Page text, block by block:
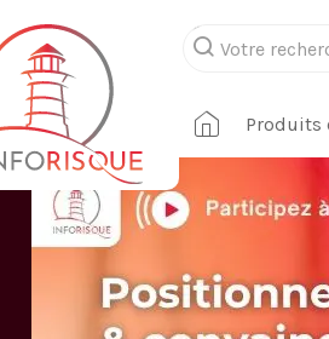
Produits